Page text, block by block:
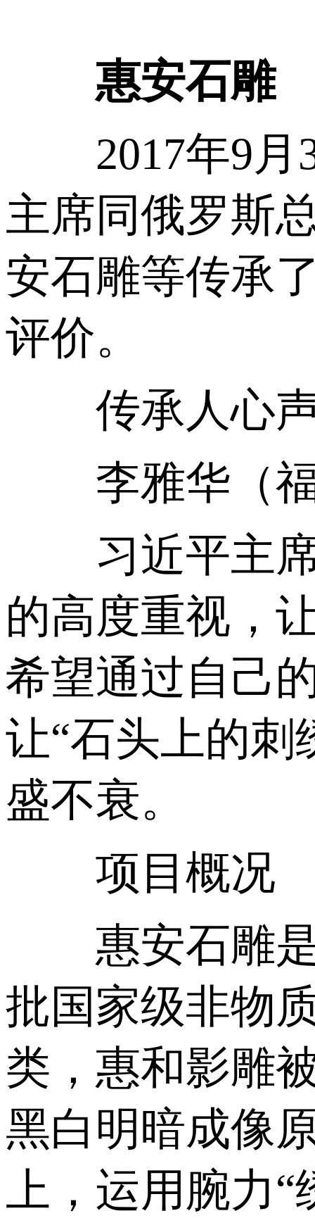
惠安石雕
2017年9月3
主席同俄罗斯
安石雕等传承
评价。
传承人心
李雅华（福
习近平主席
的高度重视，
希望通过自己
让“石头上的刺
盛不衰。
项目概况
惠安石雕是
批国家级非物
类，惠和影雕
黑白明暗成像
上，运用腕力“